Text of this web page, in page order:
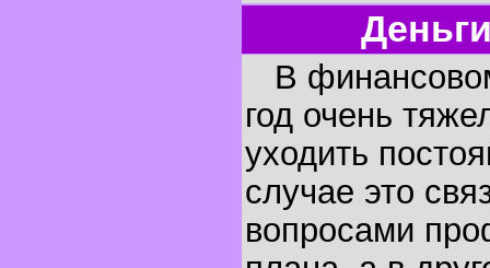
В
год очень
уходить
случае это
вопросами